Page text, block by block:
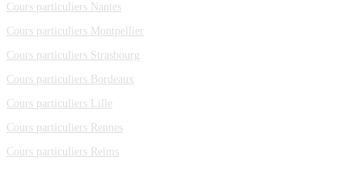
Cours particuliers Nantes
Cours particuliers Montpellier
Cours particuliers Strasbourg
Cours particuliers Bordeaux
Cours particuliers Lille
Cours particuliers Rennes
Cours particuliers Reims